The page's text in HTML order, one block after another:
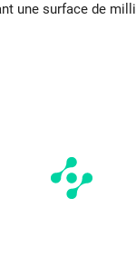
une surface de